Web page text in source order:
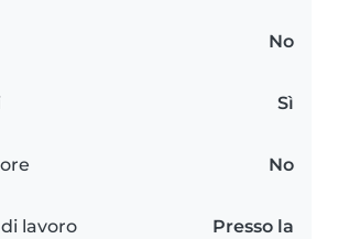
No
Sì
No
lavoro
Presso la